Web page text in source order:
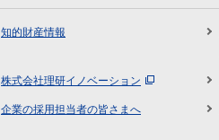
知的財産情報
株式会社理研イノベーション
企業の採用担当者の皆さまへ